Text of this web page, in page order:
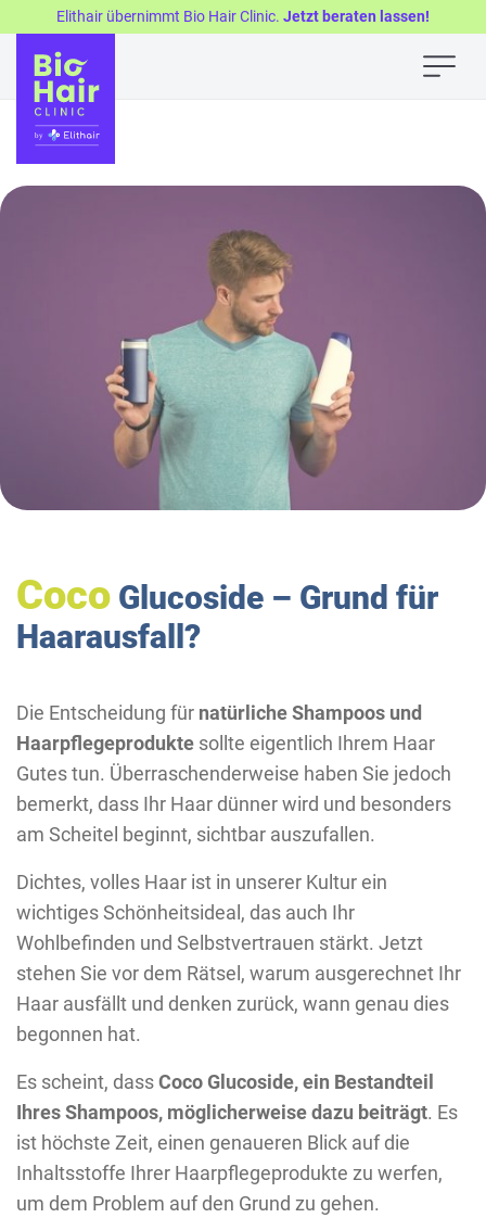
Elithair übernimmt Bio Hair Clinic. Jetzt beraten lassen!
Coco Glucoside – Grund für
Haarausfall?
Die Entscheidung für natürliche Shampoos und
Haarpflegeprodukte sollte eigentlich Ihrem Haar
Gutes tun. Überraschenderweise haben Sie jedoch
bemerkt, dass Ihr Haar dünner wird und besonders
am Scheitel beginnt, sichtbar auszufallen.
Dichtes, volles Haar ist in unserer Kultur ein
wichtiges Schönheitsideal, das auch Ihr
Wohlbefinden und Selbstvertrauen stärkt. Jetzt
stehen Sie vor dem Rätsel, warum ausgerechnet Ihr
Haar ausfällt und denken zurück, wann genau dies
begonnen hat.
Es scheint, dassCoco Glucoside, ein Bestandteil
Ihres Shampoos, möglicherweise dazu beiträgt. Es
ist höchste Zeit, einen genaueren Blick auf die
Inhaltsstoffe Ihrer Haarpflegeprodukte zu werfen,
um dem Problem auf den Grund zu gehen.